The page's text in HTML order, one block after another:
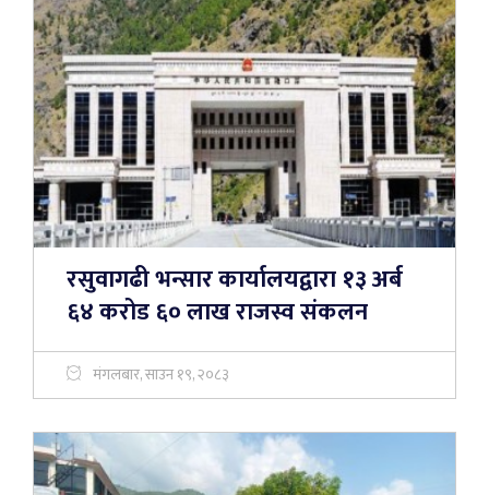
रसुवागढी भन्सार कार्यालयद्वारा १३ अर्ब
६४ करोड ६० लाख राजस्व संकलन
मंगलबार, साउन १९, २०८३